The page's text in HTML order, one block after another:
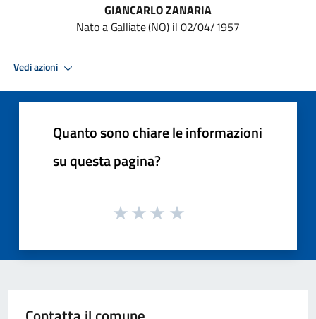
GIANCARLO ZANARIA
NatoaGalliate(NO) il 02/04/1957
Vedi azioni
Quanto sono chiare le informazioni
su questa pagina?